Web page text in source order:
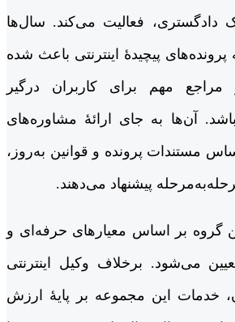
دادگستری، فعالیت می‌کند. سال‌ها
پیچیدۀ اینترنتی باعث شده
مهم برای کاربران درگیر
آن‌ها به جای ارائۀ مشاوره‌های
مستندات پرونده و قوانین به‌روز،
پیشنهاد می‌دهند.
گروه بر اساس معیارهای حرفه‌ای و
می‌شود. برخلاف وکیل اینترنتی
خدمات این مجموعه بر پایۀ ارزش